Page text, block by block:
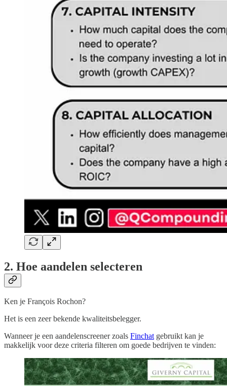
2. Hoe aandelen selecteren
Ken je François Rochon?
Het is een zeer bekende kwaliteitsbelegger.
Wanneer je een aandelenscreener zoals Finchatgebruikt kan je
makkelijk voor deze criteria filteren om goede bedrijven te vinden: